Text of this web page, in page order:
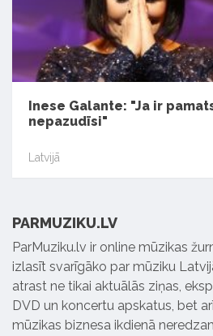
Inese Galante: "Ja ir
nepazudīsi"
Latvijā
PARMUZIKU.LV
ParMuziku.lv ir online mūzikas
izlasīt svarīgāko par mūziku
atrast ne tikai aktuālās ziņas,
DVD un koncertu apskatus, bet
mūzikas biznesa ikdienā